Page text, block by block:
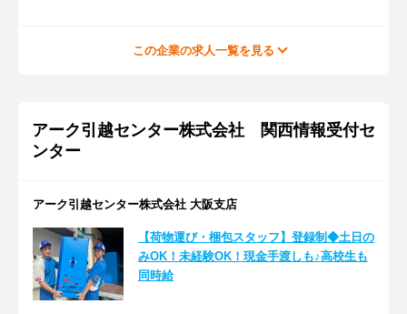
この企業の求人一覧を見る
アーク引越センター株式会社 関西情報受付セ
ンター
アーク引越センター株式会社 大阪支店
【荷物運び・梱包スタッフ】登録制◆土日の
みOK！未経験OK！現金手渡しも♪高校生も
同時給